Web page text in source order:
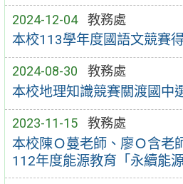
2024-12-04 教務處
本校113學年度國語文競賽
2024-08-30 教務處
本校地理知識競賽關渡國中
2023-11-15 教務處
本校陳Ｏ蔓老師、廖Ｏ含老
112年度能源教育「永續能